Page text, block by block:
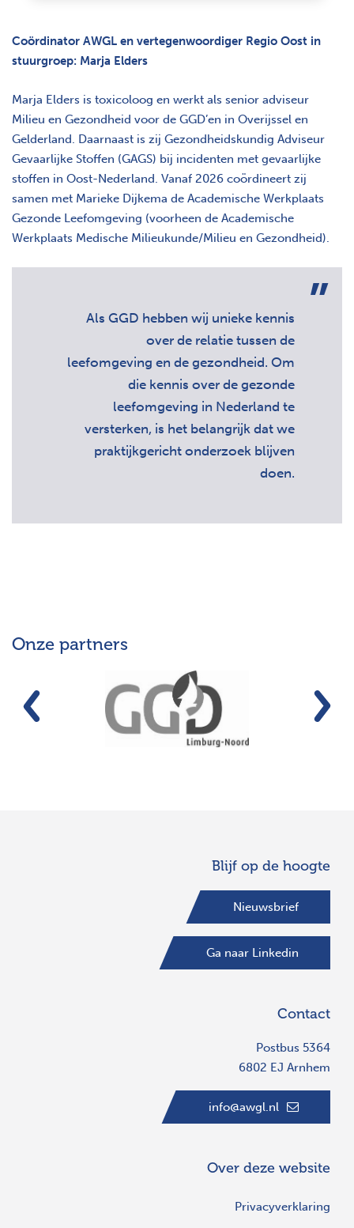
Coördinator AWGL en vertegenwoordiger Regio Oost in
stuurgroep: Marja Elders
Marja Elders is toxicoloog en werkt als senior adviseur
Milieu en Gezondheid voor de GGD’en in Overijssel en
Gelderland. Daarnaast is zij Gezondheidskundig Adviseur
Gevaarlijke Stoffen (GAGS) bij incidenten met gevaarlijke
stoffen in Oost-Nederland. Vanaf 2026 coördineert zij
samen met Marieke Dijkema de Academische Werkplaats
Gezonde Leefomgeving (voorheen de Academische
Werkplaats Medische Milieukunde/Milieu en Gezondheid).
Als GGD hebben wij unieke kennis
over de relatie tussen de
leefomgeving en de gezondheid. Om
die kennis over de gezonde
leefomgeving in Nederland te
versterken, is het belangrijk dat we
praktijkgericht onderzoek blijven
doen.
Onze partners
Blijf op de hoogte
Nieuwsbrief
Ga naar Linkedin
Contact
Postbus 5364
6802 EJ Arnhem
info@awgl.nl
Over deze website
Privacyverklaring